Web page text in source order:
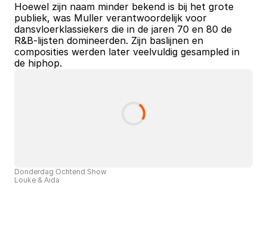
Hoewel zijn naam minder bekend is bij het grote
publiek, was Muller verantwoordelijk voor
dansvloerklassiekers die in de jaren 70 en 80 de
R&B-lijsten domineerden. Zijn baslijnen en
composities werden later veelvuldig gesampled in
de hiphop.
Donderdag Ochtend Show
Louke & Aida